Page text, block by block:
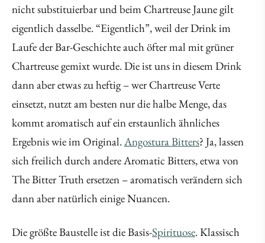
nicht substituierbar und beim Chartreuse Jaune gilt
eigentlich dasselbe. “Eigentlich”, weil der Drink im
Laufe der Bar-Geschichte auch öfter mal mit grüner
Chartreuse gemixt wurde. Die ist uns in diesem Drink
dann aber etwas zu heftig – wer Chartreuse Verte
einsetzt, nutzt am besten nur die halbe Menge, das
kommt aromatisch auf ein erstaunlich ähnliches
Ergebnis wie im Original.Angostura Bitters? Ja, lassen
sich freilich durch andere Aromatic Bitters, etwa von
The Bitter Truth ersetzen – aromatisch verändern sich
dann aber natürlich einige Nuancen.
Die größte Baustelle ist die Basis-Spirituose. Klassisch